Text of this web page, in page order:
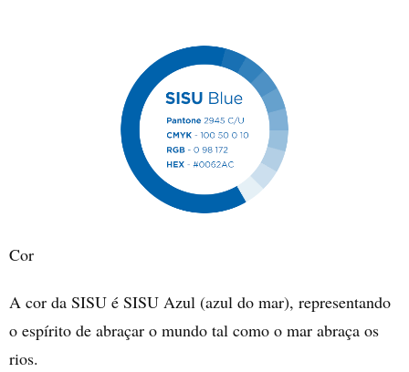
Cor
A cor da SISU é SISU Azul (azul do mar), representando
o espírito de abraçar o mundo tal como o mar abraça os
rios.